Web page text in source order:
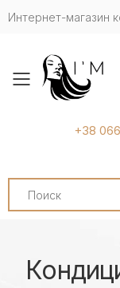
Интернет-магазин
Toggle
+38
Search